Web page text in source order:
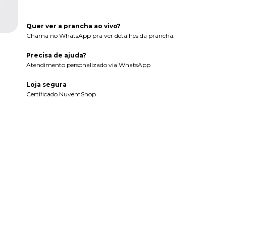
Quer ver a prancha ao vivo?
Chama no WhatsApp pra ver detalhes da prancha.
Precisa de ajuda?
Atendimento personalizado via WhatsApp
Loja segura
Certificado NuvemShop